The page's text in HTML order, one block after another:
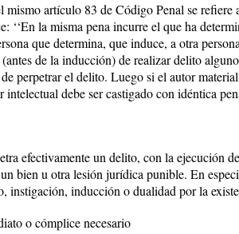
mismo artículo 83 de Código Penal se
‘‘En la misma pena incurre el que ha
que determina, que induce, a otra
de la inducción) de realizar delito
perpetrar el delito. Luego si el autor
intelectual debe ser castigado con idéntica
efectivamente un delito, con la ejecución
bien u otra lesión jurídica punible. En
instigación, inducción o dualidad por la
o cómplice necesario